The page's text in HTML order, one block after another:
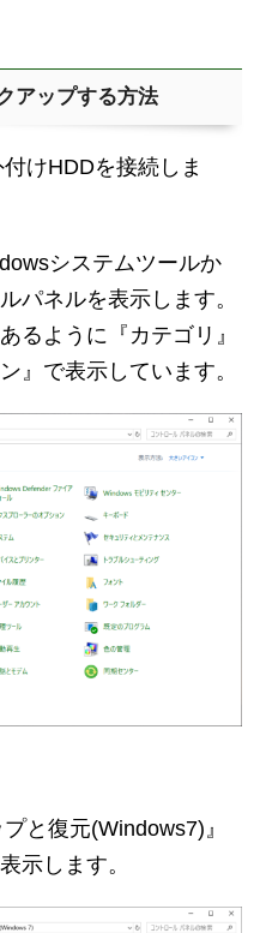
アップする方法
けHDDを接続しま
システムツールか
パネルを表示します。
るように『カテゴリ』
』で表示しています。
と復元(Windows7)』
示します。